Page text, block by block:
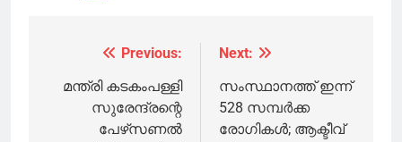
സംവിധാനമുള്ള
ആശുപത്രികളിൽ
പ്രവേശിപ്പിക്കും;
മുഖ്യമന്ത്രി
സെന്റര്‍
navigation
Previous:
മന്ത്രി കടകംപള്ളി
സുരേന്ദ്രന്റെ
പേഴ്‌സണൽ
Next:
സംസ്ഥാനത്ത് ഇന്ന്
528 സമ്പർക്ക
രോഗികൾ; ആക്ടീവ്